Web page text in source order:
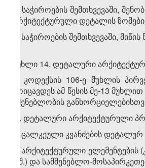
3. საჭიროების შემთხვევაში,
არქიტექტურული დეტალის
4. საჭიროების შემთხვევაში,
მუხლი 14. დეტალური
1. კოდექსის 106-ე მუხლის
მოიცავდეს ამ წესის მე-13
მშენებლობის
2. დეტალური არქიტექტურული
ა) ცალკეული კვანძების დეტალურ
ბ) არქიტექტურული
ა.შ.) და სამშენებლო-